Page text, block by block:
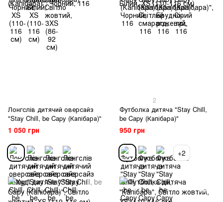
Лонгслів дитячий оверсайз
"Stay Chill, be Capy (Капібара)"
1 050 грн
2
Футболка дитяча "Stay Chill,
be Capy (Капібара)"
950 грн
+2